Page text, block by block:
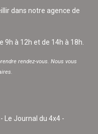
dans notre agence de
9h à 12h et de 14h à 18h.
rendez-vous. Nous vous
Le Journal du 4x4 -